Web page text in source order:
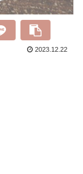
2023.12.22